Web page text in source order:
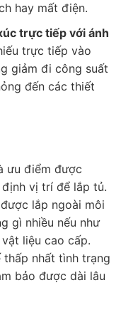
hay mất điện.
trực tiếp với ánh
trực tiếp vào
giảm đi công suất
đến các thiết
ưu điểm được
vị trí để lắp tủ.
lắp ngoài môi
gì nhiều nếu như
liệu cao cấp.
nhất tình trạng
bảo được dài lâu